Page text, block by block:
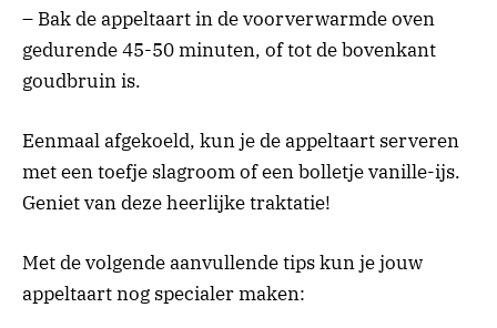
– Bak de appeltaart in de voorverwarmde oven
gedurende 45-50 minuten, of tot de bovenkant
goudbruin is.
Eenmaal afgekoeld, kun je de appeltaart serveren
met een toefje slagroom of een bolletje vanille-ijs.
Geniet van deze heerlijke traktatie!
Met de volgende aanvullende tips kun je jouw
appeltaart nog specialer maken: